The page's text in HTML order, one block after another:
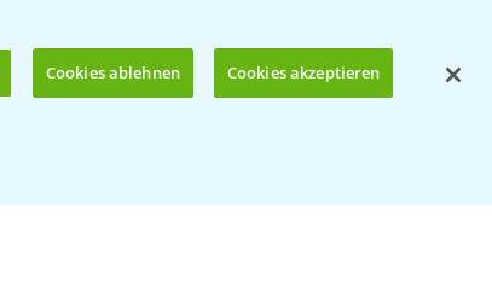
Cookies ablehnen Cookies akzeptieren